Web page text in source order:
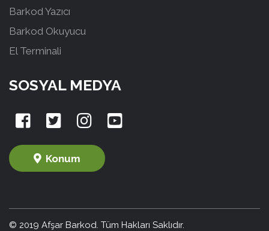
Barkod Yazıcı
Barkod Okuyucu
El Terminali
SOSYAL MEDYA
Konum
© 2019 Afşar Barkod. Tüm Hakları Saklıdır.